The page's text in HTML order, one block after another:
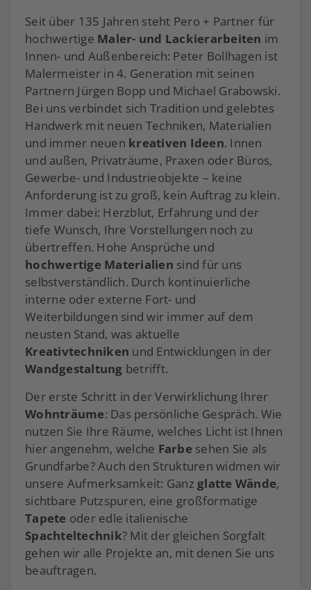
Seit über 135 Jahren steht Pero + Partner für
hochwertige Maler- und Lackierarbeiten im
Innen- und Außenbereich: Peter Bollhagen ist
Malermeister in 4. Generation mit seinen
Partnern Jürgen Bopp und Michael Grabowski.
Bei uns verbindet sich Tradition und gelebtes
Handwerk mit neuen Techniken, Materialien
und immer neuen kreativen Ideen. Innen
und außen, Privaträume, Praxen oder Büros,
Gewerbe- und Industrieobjekte – keine
Anforderung ist zu groß, kein Auftrag zu klein.
Immer dabei: Herzblut, Erfahrung und der
tiefe Wunsch, Ihre Vorstellungen noch zu
übertreffen. Hohe Ansprüche und
hochwertige Materialien sind für uns
selbstverständlich. Durch kontinuierliche
interne oder externe Fort- und
Weiterbildungen sind wir immer auf dem
neusten Stand, was aktuelle
Kreativtechniken und Entwicklungen in der
Wandgestaltung betrifft.
Der erste Schritt in der Verwirklichung Ihrer
Wohnträume: Das persönliche Gespräch. Wie
nutzen Sie Ihre Räume, welches Licht ist Ihnen
hier angenehm, welche Farbesehen Sie als
Grundfarbe? Auch den Strukturen widmen wir
unsere Aufmerksamkeit: Ganz glatte Wände,
sichtbare Putzspuren, eine großformatige
Tapete oder edle italienische
Spachteltechnik? Mit der gleichen Sorgfalt
gehen wir alle Projekte an, mit denen Sie uns
beauftragen.